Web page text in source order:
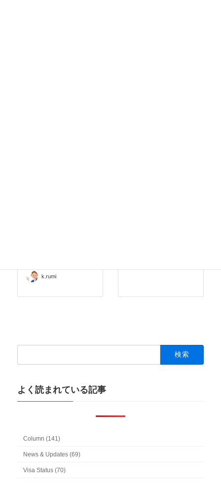
k.rumi
検
よく読まれている記事
Column (141)
News & Updates (69)
Visa Status (70)